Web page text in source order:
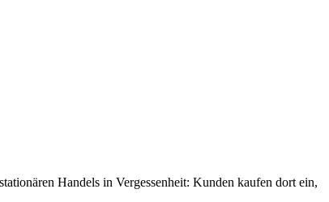
Handels in Vergessenheit: Kunden kaufen dort ein,